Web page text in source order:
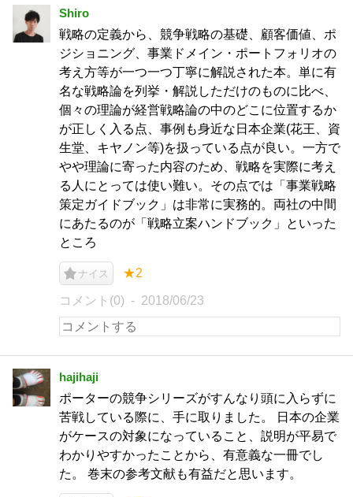
Shiro
戦略の定義から、競争戦略の基礎、顧客価値、ポ
ジショニング、事業ドメイン・ポートフォリオの
考え方等が一つ一つ丁寧に解説された本。単に有
名な戦略論を列挙・解説しただけのものに比べ、
個々の理論が経営戦略論の中のどこに位置するか
が正しく入る点、事例も身近な日本企業(花王、資
生堂、キヤノン等)を扱っている点が良い。一方で
やや理論に寄った内容のため、戦略を実際に考え
る人にとっては使い難い。その点では「事業戦略
策定ガイドブック」は非常に実務的。両社の中間
にあたるのが「戦略立案ハンドブック」といった
ところ
ナイス ★2
コメント(0) 2018/06/23
hajihaji
ポーターの競争シリーズがすんなり頭に入らずに
苦戦している際に、手に取りました。 日本の企業
がケースの対象になっていること、説明が平易で
わかりやすかったことから、有意義な一冊でし
た。 巻末の参考文献も有益だと思います。